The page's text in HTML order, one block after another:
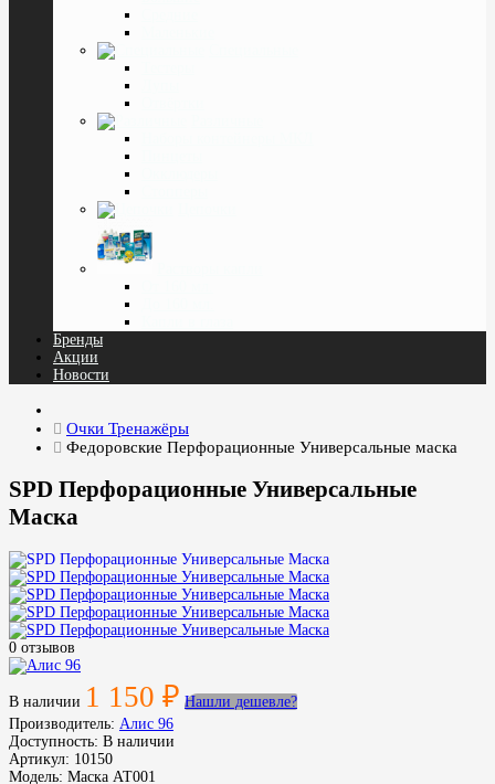
Бренды
Акции
Новости
Очки Тренажёры
Федоровские Перфорационные Универсальные маска
SPD Перфорационные Универсальные
Маска
0 отзывов
В наличии 1 150 ₽ Нашли дешевле?
Производитель: Aлис 96
Доступность: В наличии
Артикул: 10150
Модель: Маска АТ001